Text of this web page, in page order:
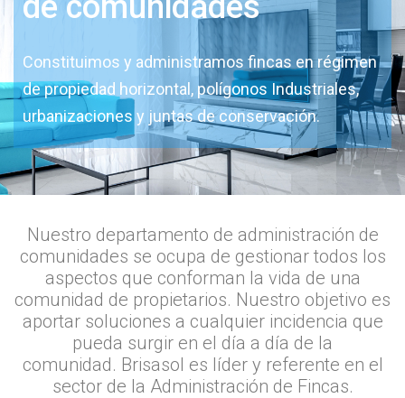
Constituimos y administramos fincas en régimen
de propiedad horizontal, polígonos Industriales,
urbanizaciones y juntas de conservación.
Nuestro departamento de administración de
comunidades se ocupa de gestionar todos los
aspectos que conforman la vida de una
comunidad de propietarios. Nuestro objetivo es
aportar soluciones a cualquier incidencia que
pueda surgir en el día a día de la
comunidad. Brisasol es líder y referente en el
sector de la Administración de Fincas.